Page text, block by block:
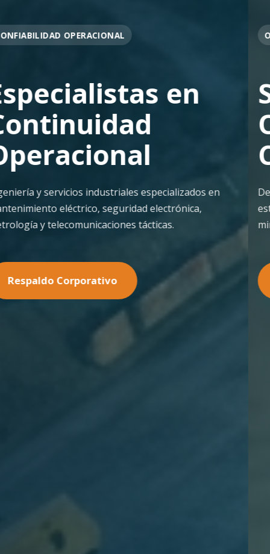
OPERACIÓN EN FAENA
Soporte
Operacional
Continuo
Despliegue ágil en terreno con los más altos
estándares de seguridad y calidad técnica para la
minería pesada.
Nuestras Soluciones